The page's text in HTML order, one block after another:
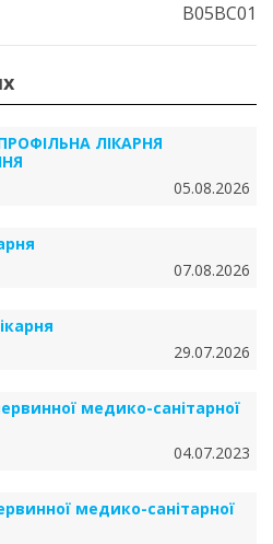
B05BC01
ЛІКАРНЯ
05.08.2026
07.08.2026
29.07.2026
медико-санітарної
04.07.2023
медико-санітарної